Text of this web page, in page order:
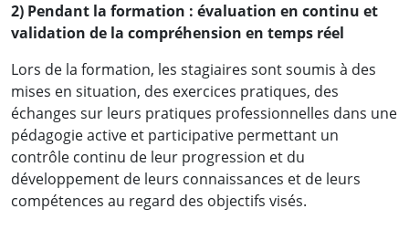
2) Pendant la formation : évaluation en continu et
validation de la compréhension en temps réel
Lors de la formation, les stagiaires sont soumis à des
mises en situation, des exercices pratiques, des
échanges sur leurs pratiques professionnelles dans une
pédagogie active et participative permettant un
contrôle continu de leur progression et du
développement de leurs connaissances et de leurs
compétences au regard des objectifs visés.